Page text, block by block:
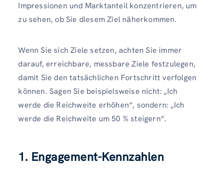
Impressionen und Marktanteil konzentrieren, um
zu sehen, ob Sie diesem Ziel näherkommen.
Wenn Sie sich Ziele setzen, achten Sie immer
darauf, erreichbare, messbare Ziele festzulegen,
damit Sie den tatsächlichen Fortschritt verfolgen
können. Sagen Sie beispielsweise nicht: „Ich
werde die Reichweite erhöhen“, sondern: „Ich
werde die Reichweite um 50 % steigern“.
1. Engagement-Kennzahlen